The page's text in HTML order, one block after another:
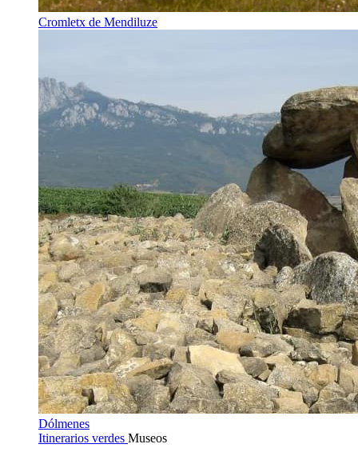
Cromletx de Mendiluze
Dólmenes
Itinerarios verdes Museos